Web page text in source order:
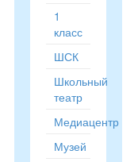
1
класс
ШСК
Школьный
театр
Медиацентр
Музей